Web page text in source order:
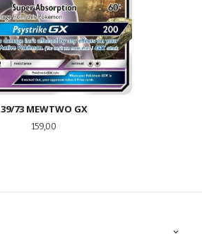
39/73 MEWTWO GX
Pris
159,00